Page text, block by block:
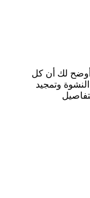
أوضح لك أن كل
وتمجيد